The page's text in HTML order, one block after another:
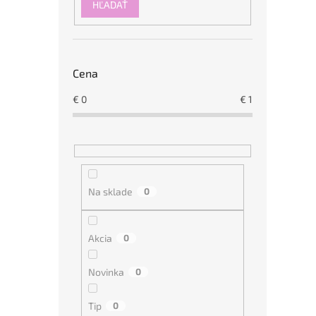
HĽADAŤ
Cena
€ 0 € 1
Na sklade 0
Akcia 0
Novinka 0
Tip 0